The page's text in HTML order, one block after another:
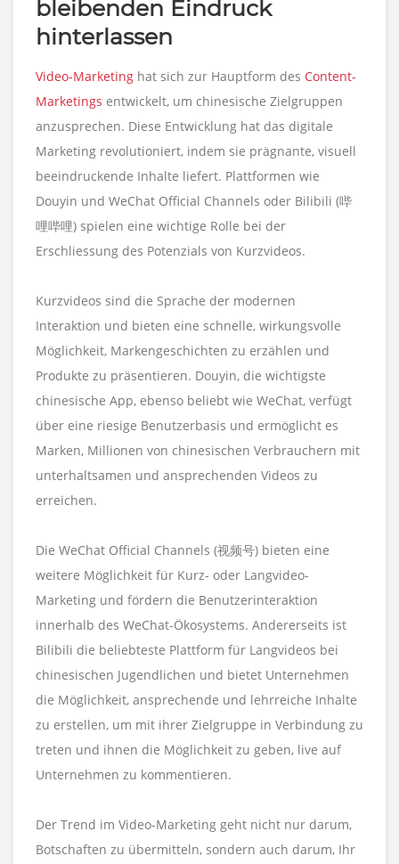
bleibenden Eindruck
hinterlassen
Video-Marketing hat sich zur Hauptform des Content-
Marketings entwickelt, um chinesische Zielgruppen
anzusprechen. Diese Entwicklung hat das digitale
Marketing revolutioniert, indem sie prägnante, visuell
beeindruckende Inhalte liefert. Plattformen wie
Douyin und WeChat Official Channels oder Bilibili (哔
哩哔哩) spielen eine wichtige Rolle bei der
Erschliessung des Potenzials von Kurzvideos.
Kurzvideos sind die Sprache der modernen
Interaktion und bieten eine schnelle, wirkungsvolle
Möglichkeit, Markengeschichten zu erzählen und
Produkte zu präsentieren. Douyin, die wichtigste
chinesische App, ebenso beliebt wie WeChat, verfügt
über eine riesige Benutzerbasis und ermöglicht es
Marken, Millionen von chinesischen Verbrauchern mit
unterhaltsamen und ansprechenden Videos zu
erreichen.
Die WeChat Official Channels (视频号) bieten eine
weitere Möglichkeit für Kurz- oder Langvideo-
Marketing und fördern die Benutzerinteraktion
innerhalb des WeChat-Ökosystems. Andererseits ist
Bilibili die beliebteste Plattform für Langvideos bei
chinesischen Jugendlichen und bietet Unternehmen
die Möglichkeit, ansprechende und lehrreiche Inhalte
zu erstellen, um mit ihrer Zielgruppe in Verbindung zu
treten und ihnen die Möglichkeit zu geben, live auf
Unternehmen zu kommentieren.
Der Trend im Video-Marketing geht nicht nur darum,
Botschaften zu übermitteln, sondern auch darum, Ihr